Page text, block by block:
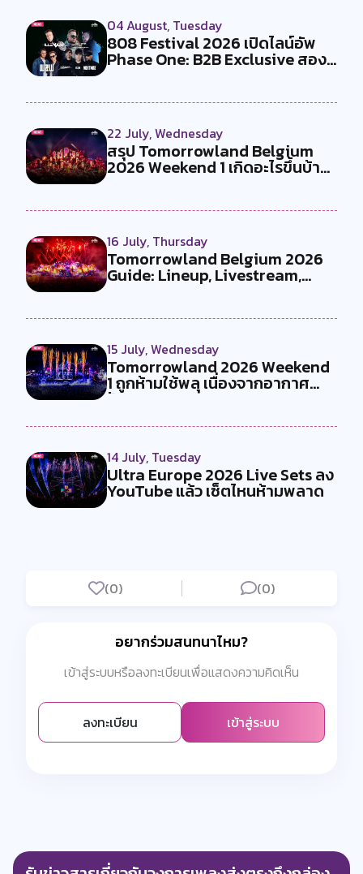
04 August, Tuesday
808 Festival 2026 เปิดไลน์อัพ
Phase One: B2B Exclusive สอง
22 July, Wednesday
สรุป Tomorrowland Belgium
2026 Weekend 1 เกิดอะไรขึ้นบ้าง
16 July, Thursday
Tomorrowland Belgium 2026
Guide: Lineup, Livestream,
15 July, Wednesday
Tomorrowland 2026 Weekend
1 ถูกห้ามใช้พลุ เนื่องจากอากาศ
ร้อน...
14 July, Tuesday
Ultra Europe 2026 Live Sets ลง
YouTube แล้ว เซ็ตไหนห้ามพลาด
(0) (0)
อยากร่วมสนทนาไหม?
เข้าสู่ระบบหรือลงทะเบียนเพื่อแสดงความคิดเห็น
ลงทะเบียน เข้าสู่ระบบ